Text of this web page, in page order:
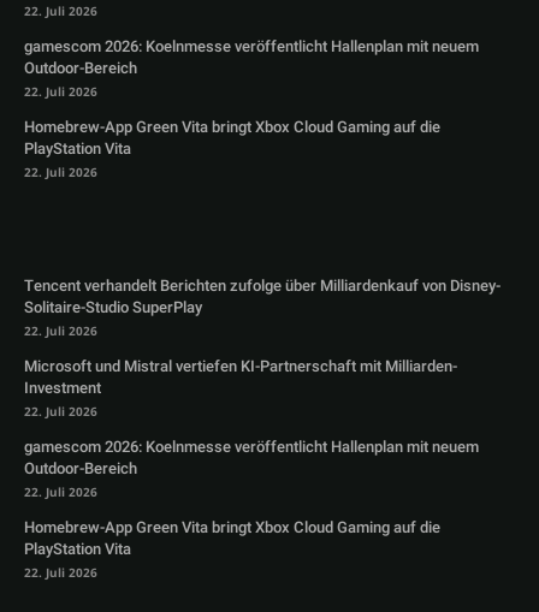
22. Juli 2026
gamescom 2026: Koelnmesse veröffentlicht Hallenplan mit neuem
Outdoor-Bereich
22. Juli 2026
Homebrew-App Green Vita bringt Xbox Cloud Gaming auf die
PlayStation Vita
22. Juli 2026
Tencent verhandelt Berichten zufolge über Milliardenkauf von Disney-
Solitaire-Studio SuperPlay
22. Juli 2026
Microsoft und Mistral vertiefen KI-Partnerschaft mit Milliarden-
Investment
22. Juli 2026
gamescom 2026: Koelnmesse veröffentlicht Hallenplan mit neuem
Outdoor-Bereich
22. Juli 2026
Homebrew-App Green Vita bringt Xbox Cloud Gaming auf die
PlayStation Vita
22. Juli 2026